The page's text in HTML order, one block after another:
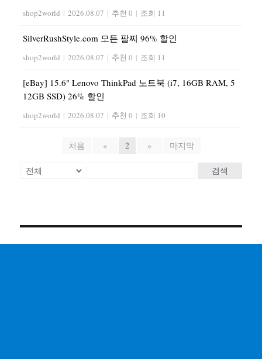
shop2world | 2026.08.07 | 추천 0 | 조회 11
SilverRushStyle.com 모든 팔찌 96% 할인
shop2world | 2026.08.07 | 추천 0 | 조회 11
[eBay] 15.6" Lenovo ThinkPad 노트북 (i7, 16GB RAM, 5
12GB SSD) 26% 할인
shop2world | 2026.08.07 | 추천 0 | 조회 10
처음 « 2 » 마지막
검색